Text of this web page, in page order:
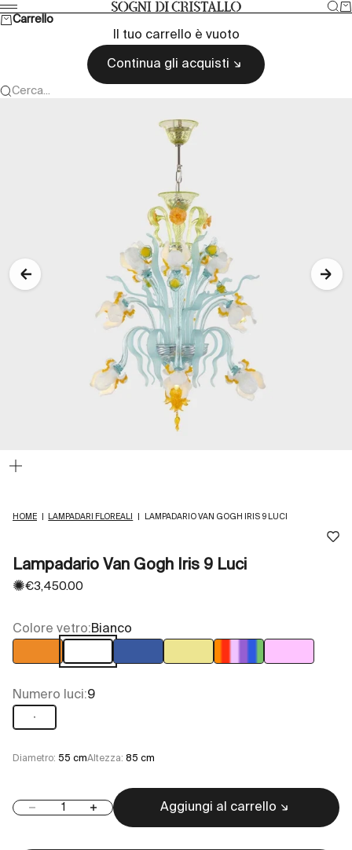
Vai al contenuto Sogni di cristallo
Menù
Carrello
Il tuo carrello è vuoto
Continua gli acquisti
Cerca...
HOME LAMPADARI FLOREALI LAMPADARIO VAN GOGH IRIS 9 LUCI
Lampadario Van Gogh Iris 9 Luci
✺Prezzo scontato
€3,450.00
Colore vetro:Bianco
Arancio Bianco Giallo MulticoloreRosa
Numero luci:9
9
Diametro: 55 cmAltezza: 85 cm
Diminuisci quantitàAumenta quantitàAggiungi al carrello